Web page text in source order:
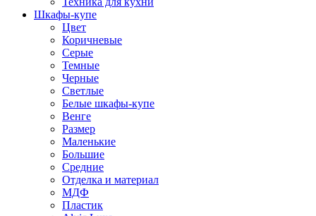
Шкафы-купе
Цвет
Коричневые
Серые
Темные
Черные
Светлые
Белые шкафы-купе
Венге
Размер
Маленькие
Большие
Средние
Отделка и материал
МДФ
Пластик